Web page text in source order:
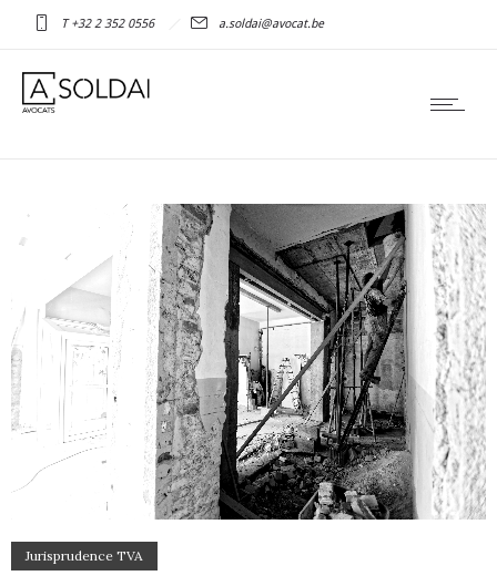
T +32 2 352 0556 a.soldai@avocat.be
Jurisprudence TVA